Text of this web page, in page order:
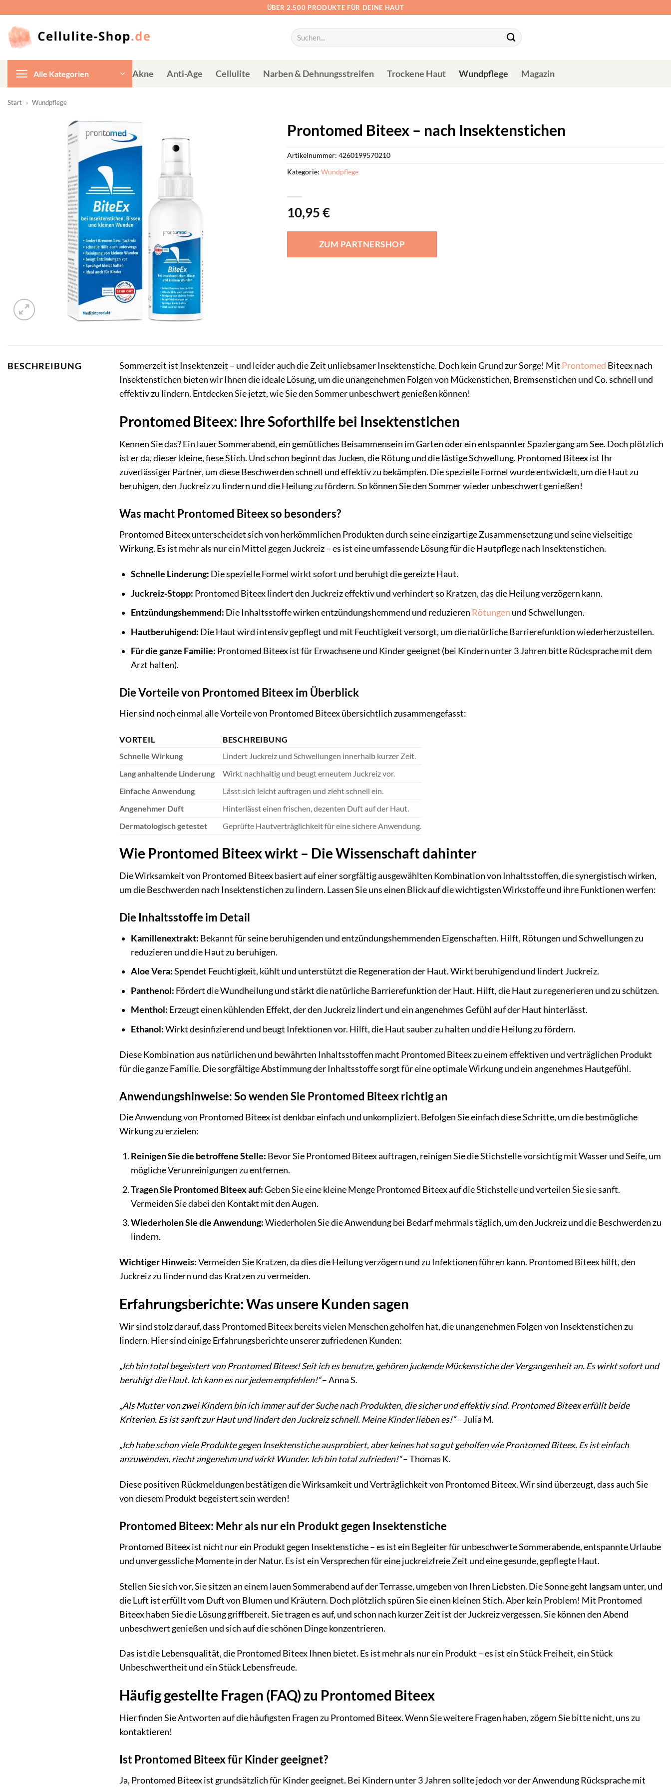
springen
ÜBER 2.500 PRODUKTE FÜR DEINE HAUT
Suchen
nach:
Alle Kategorien Akne Anti-Age Cellulite Narben & Dehnungsstreifen Trockene Haut Wundpflege Magazin
Start » Wundpflege
Prontomed Biteex – nach Insektenstichen
10,95€
ZUM PARTNERSHOP
Artikelnummer: 4260199570210
Kategorie: Wundpflege
BESCHREIBUNG Sommerzeit ist Insektenzeit – und leider auch die Zeit unliebsamer Insektenstiche. Doch kein Grund zur Sorge! Mit Prontomed Biteex nach
Insektenstichen bieten wir Ihnen die ideale Lösung, um die unangenehmen Folgen von Mückenstichen, Bremsenstichen und Co. schnell und
effektiv zu lindern. Entdecken Sie jetzt, wie Sie den Sommer unbeschwert genießen können!
Prontomed Biteex: Ihre Soforthilfe bei Insektenstichen
Kennen Sie das? Ein lauer Sommerabend, ein gemütliches Beisammensein im Garten oder ein entspannter Spaziergang am See. Doch plötzlich
ist er da, dieser kleine, fiese Stich. Und schon beginnt das Jucken, die Rötung und die lästige Schwellung. Prontomed Biteex ist Ihr
zuverlässiger Partner, um diese Beschwerden schnell und effektiv zu bekämpfen. Die spezielle Formel wurde entwickelt, um die Haut zu
beruhigen, den Juckreiz zu lindern und die Heilung zu fördern. So können Sie den Sommer wieder unbeschwert genießen!
Was macht Prontomed Biteex so besonders?
Prontomed Biteex unterscheidet sich von herkömmlichen Produkten durch seine einzigartige Zusammensetzung und seine vielseitige
Wirkung. Es ist mehr als nur ein Mittel gegen Juckreiz – es ist eine umfassende Lösung für die Hautpflege nach Insektenstichen.
Schnelle Linderung: Die spezielle Formel wirkt sofort und beruhigt die gereizte Haut.
Juckreiz-Stopp: Prontomed Biteex lindert den Juckreiz effektiv und verhindert so Kratzen, das die Heilung verzögern kann.
Entzündungshemmend: Die Inhaltsstoffe wirken entzündungshemmend und reduzieren Rötungen und Schwellungen.
Hautberuhigend: Die Haut wird intensiv gepflegt und mit Feuchtigkeit versorgt, um die natürliche Barrierefunktion wiederherzustellen.
Für die ganze Familie: Prontomed Biteex ist für Erwachsene und Kinder geeignet (bei Kindern unter 3 Jahren bitte Rücksprache mit dem
Arzt halten).
Die Vorteile von Prontomed Biteex im Überblick
Hier sind noch einmal alle Vorteile von Prontomed Biteex übersichtlich zusammengefasst:
VORTEIL
BESCHREIBUNG
Schnelle Wirkung
Lindert Juckreiz und Schwellungen innerhalb kurzer Zeit.
Lang anhaltende Linderung
Wirkt nachhaltig und beugt erneutem Juckreiz vor.
Einfache Anwendung
Lässt sich leicht auftragen und zieht schnell ein.
Angenehmer Duft
Hinterlässt einen frischen, dezenten Duft auf der Haut.
Dermatologisch getestet
Geprüfte Hautverträglichkeit für eine sichere Anwendung.
Wie Prontomed Biteex wirkt – Die Wissenschaft dahinter
Die Wirksamkeit von Prontomed Biteex basiert auf einer sorgfältig ausgewählten Kombination von Inhaltsstoffen, die synergistisch wirken,
um die Beschwerden nach Insektenstichen zu lindern. Lassen Sie uns einen Blick auf die wichtigsten Wirkstoffe und ihre Funktionen werfen:
Die Inhaltsstoffe im Detail
Kamillenextrakt: Bekannt für seine beruhigenden und entzündungshemmenden Eigenschaften. Hilft, Rötungen und Schwellungen zu
reduzieren und die Haut zu beruhigen.
Aloe Vera:Spendet Feuchtigkeit, kühlt und unterstützt die Regeneration der Haut. Wirkt beruhigend und lindert Juckreiz.
Panthenol: Fördert die Wundheilung und stärkt die natürliche Barrierefunktion der Haut. Hilft, die Haut zu regenerieren und zu schützen.
Menthol: Erzeugt einen kühlenden Effekt, der den Juckreiz lindert und ein angenehmes Gefühl auf der Haut hinterlässt.
Ethanol:Wirkt desinfizierend und beugt Infektionen vor. Hilft, die Haut sauber zu halten und die Heilung zu fördern.
Diese Kombination aus natürlichen und bewährten Inhaltsstoffen macht Prontomed Biteex zu einem effektiven und verträglichen Produkt
für die ganze Familie. Die sorgfältige Abstimmung der Inhaltsstoffe sorgt für eine optimale Wirkung und ein angenehmes Hautgefühl.
Anwendungshinweise: So wenden Sie Prontomed Biteex richtig an
Die Anwendung von Prontomed Biteex ist denkbar einfach und unkompliziert. Befolgen Sie einfach diese Schritte, um die bestmögliche
Wirkung zu erzielen:
Reinigen Sie die betroffene Stelle: Bevor Sie Prontomed Biteex auftragen, reinigen Sie die Stichstelle vorsichtig mit Wasser und Seife, um
mögliche Verunreinigungen zu entfernen.
Tragen Sie Prontomed Biteex auf:Geben Sie eine kleine Menge Prontomed Biteex auf die Stichstelle und verteilen Sie sie sanft.
Vermeiden Sie dabei den Kontakt mit den Augen.
Wiederholen Sie die Anwendung:Wiederholen Sie die Anwendung bei Bedarf mehrmals täglich, um den Juckreiz und die Beschwerden zu
lindern.
Wichtiger Hinweis:Vermeiden Sie Kratzen, da dies die Heilung verzögern und zu Infektionen führen kann. Prontomed Biteex hilft, den
Juckreiz zu lindern und das Kratzen zu vermeiden.
Erfahrungsberichte: Was unsere Kunden sagen
Wir sind stolz darauf, dass Prontomed Biteex bereits vielen Menschen geholfen hat, die unangenehmen Folgen von Insektenstichen zu
lindern. Hier sind einige Erfahrungsberichte unserer zufriedenen Kunden:
„Ich bin total begeistert von Prontomed Biteex! Seit ich es benutze, gehören juckende Mückenstiche der Vergangenheit an. Es wirkt sofort und
beruhigt die Haut. Ich kann es nur jedem empfehlen!“– Anna S.
„Als Mutter von zwei Kindern bin ich immer auf der Suche nach Produkten, die sicher und effektiv sind. Prontomed Biteex erfüllt beide
Kriterien. Es ist sanft zur Haut und lindert den Juckreiz schnell. Meine Kinder lieben es!“– Julia M.
„Ich habe schon viele Produkte gegen Insektenstiche ausprobiert, aber keines hat so gut geholfen wie Prontomed Biteex. Es ist einfach
anzuwenden, riecht angenehm und wirkt Wunder. Ich bin total zufrieden!“– Thomas K.
Diese positiven Rückmeldungen bestätigen die Wirksamkeit und Verträglichkeit von Prontomed Biteex. Wir sind überzeugt, dass auch Sie
von diesem Produkt begeistert sein werden!
Prontomed Biteex: Mehr als nur ein Produkt gegen Insektenstiche
Prontomed Biteex ist nicht nur ein Produkt gegen Insektenstiche – es ist ein Begleiter für unbeschwerte Sommerabende, entspannte Urlaube
und unvergessliche Momente in der Natur. Es ist ein Versprechen für eine juckreizfreie Zeit und eine gesunde, gepflegte Haut.
Stellen Sie sich vor, Sie sitzen an einem lauen Sommerabend auf der Terrasse, umgeben von Ihren Liebsten. Die Sonne geht langsam unter, und
die Luft ist erfüllt vom Duft von Blumen und Kräutern. Doch plötzlich spüren Sie einen kleinen Stich. Aber kein Problem! Mit Prontomed
Biteex haben Sie die Lösung griffbereit. Sie tragen es auf, und schon nach kurzer Zeit ist der Juckreiz vergessen. Sie können den Abend
unbeschwert genießen und sich auf die schönen Dinge konzentrieren.
Das ist die Lebensqualität, die Prontomed Biteex Ihnen bietet. Es ist mehr als nur ein Produkt – es ist ein Stück Freiheit, ein Stück
Unbeschwertheit und ein Stück Lebensfreude.
Häufig gestellte Fragen (FAQ) zu Prontomed Biteex
Hier finden Sie Antworten auf die häufigsten Fragen zu Prontomed Biteex. Wenn Sie weitere Fragen haben, zögern Sie bitte nicht, uns zu
kontaktieren!
Ist Prontomed Biteex für Kinder geeignet?
Ja, Prontomed Biteex ist grundsätzlich für Kinder geeignet. Bei Kindern unter 3 Jahren sollte jedoch vor der Anwendung Rücksprache mit